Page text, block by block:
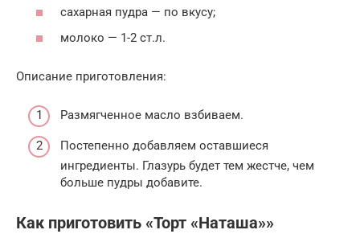
сахарная пудра — по вкусу;
молоко — 1-2 ст.л.
Описание приготовления:
Размягченное масло взбиваем.
Постепенно добавляем оставшиеся
ингредиенты. Глазурь будет тем жестче, чем
больше пудры добавите.
Как приготовить «Торт «Наташа»»